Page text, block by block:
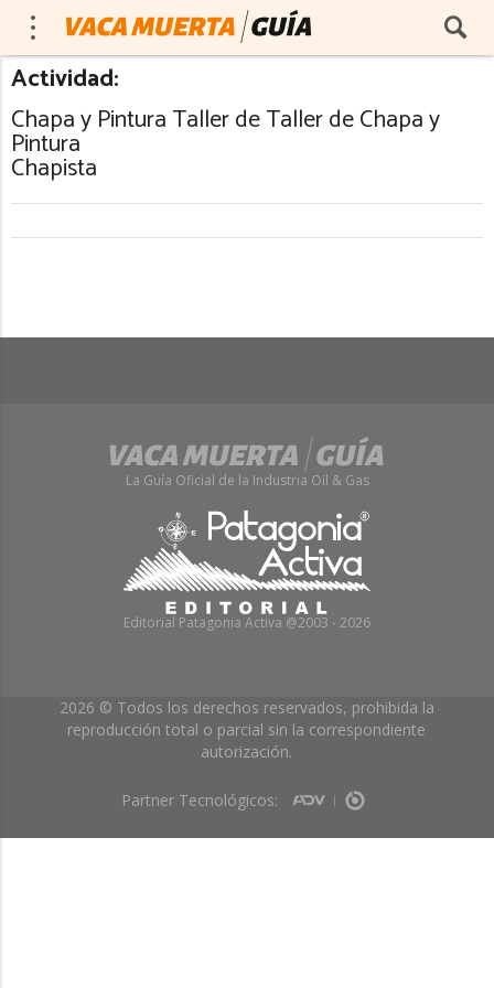
Actividad:
Chapa y Pintura Taller de Taller de Chapa y
Pintura
Chapista
La Guía Oficial de la Industria Oil & Gas
Editorial Patagonia Activa @2003 - 2026
2026 © Todos los derechos reservados, prohibida la
reproducción total o parcial sin la correspondiente
autorización.
Partner Tecnológicos: